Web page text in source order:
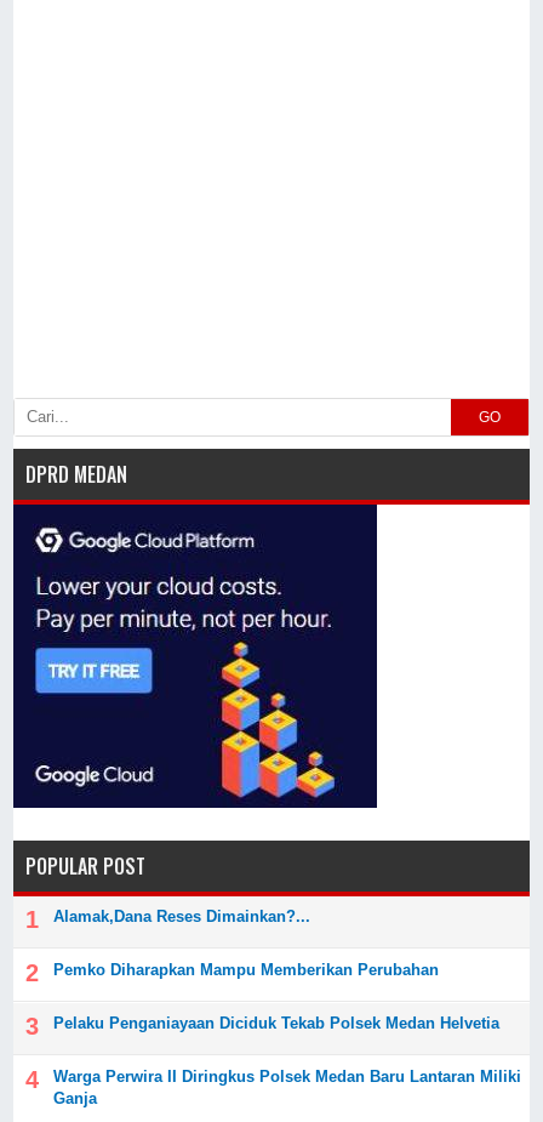
GO
DPRD MEDAN
POPULAR POST
Alamak,Dana Reses Dimainkan?...
Pemko Diharapkan Mampu Memberikan Perubahan
Pelaku Penganiayaan Diciduk Tekab Polsek Medan Helvetia
Warga Perwira II Diringkus Polsek Medan Baru Lantaran Miliki
Ganja